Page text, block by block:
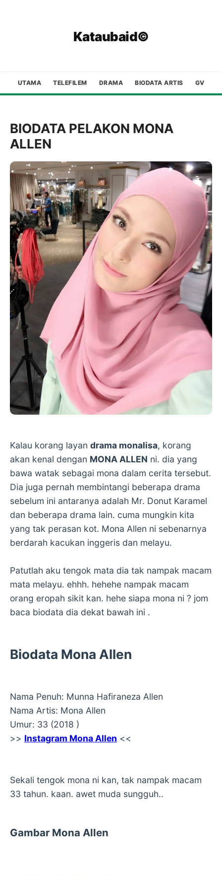
Kataubaid©
UTAMA TELEFILEM DRAMA BIODATA ARTIS GV
BIODATA PELAKON MONA
ALLEN
Kalau korang layan drama monalisa, korang
akan kenal dengan MONA ALLEN ni. dia yang
bawa watak sebagai mona dalam cerita tersebut.
Dia juga pernah membintangi beberapa drama
sebelum ini antaranya adalah Mr. Donut Karamel
dan beberapa drama lain. cuma mungkin kita
yang tak perasan kot. Mona Allen ni sebenarnya
berdarah kacukan inggeris dan melayu.
Patutlah aku tengok mata dia tak nampak macam
mata melayu. ehhh. hehehe nampak macam
orang eropah sikit kan. hehe siapa mona ni ? jom
baca biodata dia dekat bawah ini .
Biodata Mona Allen
Nama Penuh: Munna Hafiraneza Allen
Nama Artis: Mona Allen
Umur: 33 (2018 )
>> Instagram Mona Allen <<
Sekali tengok mona ni kan, tak nampak macam
33 tahun. kaan. awet muda sungguh..
Gambar Mona Allen